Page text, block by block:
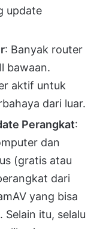
update
: Banyak router
bawaan.
aktif untuk
dari luar.
Perangkat:
dan
(gratis atau
dari
yang bisa
itu, selalu